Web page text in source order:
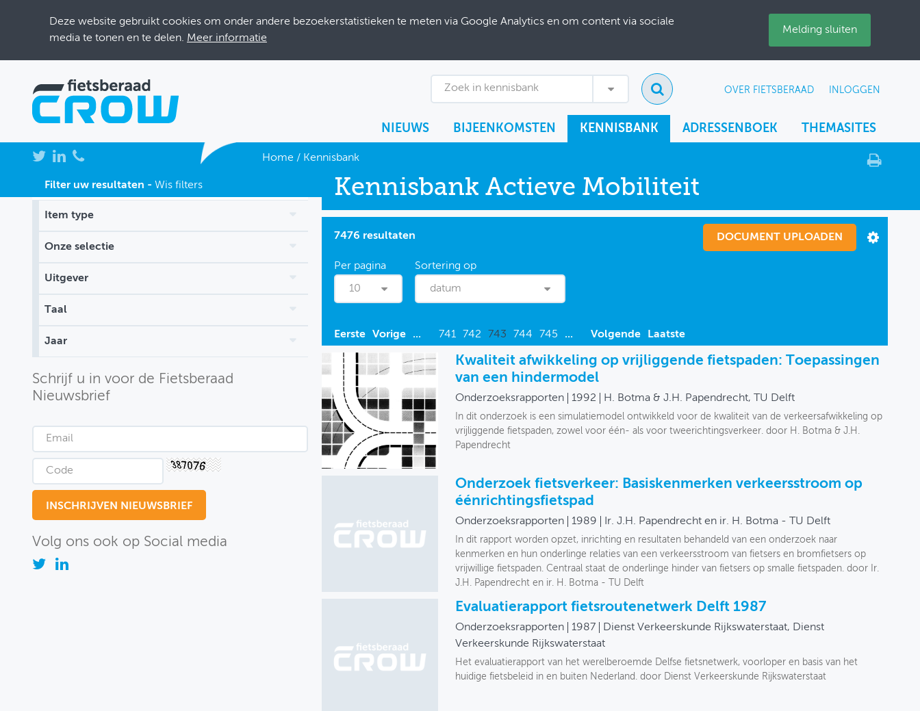
Deze website gebruikt cookies om onder andere bezoekerstatistieken te meten via Google Analytics en om content via sociale
media te tonen en te delen. Meer informatie
Melding sluiten
Zoek in kennisbank OVER FIETSBERAAD INLOGGEN
NIEUWS BIJEENKOMSTEN KENNISBANK ADRESSENBOEK THEMASITES
NIEUWS
BIJEENKOMSTEN
KENNISBANK
ADRESSENBOEK
OVER FIETSBERAAD
Home / Kennisbank
Filter uw resultaten - Wis filters
Item type
Onze selectie
Uitgever
Taal
Jaar
Schrijf u in voor de Fietsberaad
Nieuwsbrief
Volg ons ook op Social media
Kennisbank Actieve Mobiliteit
7476 resultaten DOCUMENT UPLOADEN
10 datum
Eerste Vorige ... 741 742 743 744 745 ... Volgende Laatste
Kwaliteit afwikkeling op vrijliggende fietspaden: Toepassingen
van een hindermodel
Onderzoeksrapporten 1992 H. Botma & J.H. Papendrecht, TU Delft
In dit onderzoek is een simulatiemodel ontwikkeld voor de kwaliteit van de verkeersafwikkeling op
vrijliggende fietspaden, zowel voor één- als voor tweerichtingsverkeer. door H. Botma & J.H.
Papendrecht
Onderzoek fietsverkeer: Basiskenmerken verkeersstroom op
éénrichtingsfietspad
Onderzoeksrapporten 1989 Ir. J.H. Papendrecht en ir. H. Botma - TU Delft
In dit rapport worden opzet, inrichting en resultaten behandeld van een onderzoek naar
kenmerken en hun onderlinge relaties van een verkeersstroom van fietsers en bromfietsers op
vrijwillige fietspaden. Centraal staat de onderlinge hinder van fietsers op smalle fietspaden. door Ir.
J.H. Papendrecht en ir. H. Botma - TU Delft
Evaluatierapport fietsroutenetwerk Delft 1987
Onderzoeksrapporten 1987
Dienst Verkeerskunde Rijkswaterstaat, Dienst
Verkeerskunde Rijkswaterstaat
Het evaluatierapport van het werelberoemde Delfse fietsnetwerk, voorloper en basis van het
huidige fietsbeleid in en buiten Nederland. door Dienst Verkeerskunde Rijkswaterstaat